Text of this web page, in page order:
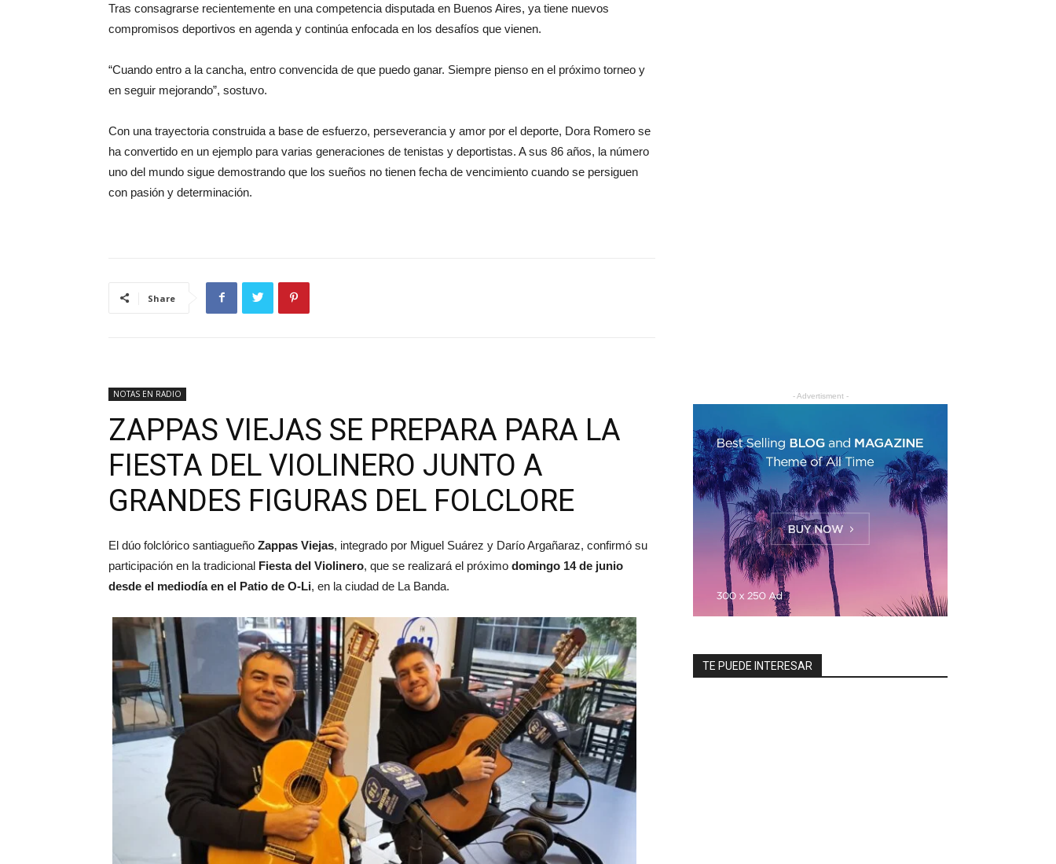
Tras consagrarse recientemente en una competencia disputada en Buenos Aires, ya tiene nuevos
compromisos deportivos en agenda y continúa enfocada en los desafíos que vienen.
“Cuando entro a la cancha, entro convencida de que puedo ganar. Siempre pienso en el próximo torneo y
en seguir mejorando”, sostuvo.
Con una trayectoria construida a base de esfuerzo, perseverancia y amor por el deporte, Dora Romero se
ha convertido en un ejemplo para varias generaciones de tenistas y deportistas. A sus 86 años, la número
uno del mundo sigue demostrando que los sueños no tienen fecha de vencimiento cuando se persiguen
con pasión y determinación.
Share